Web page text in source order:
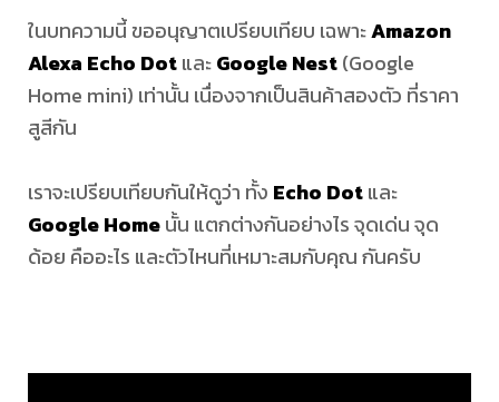
Home
Assistant
ขาย
ในบทความนี้ ขออนุญาตเปรียบเทียบ เฉพาะAmazon
Alexa Echo DotและGoogle Nest(Google
Home mini) เท่านั้น เนื่องจากเป็นสินค้าสองตัว ที่ราคา
สูสีกัน
เราจะเปรียบเทียบกันให้ดูว่า ทั้ง Echo Dotและ
Google Homeนั้น แตกต่างกันอย่างไร จุดเด่น จุด
ด้อย คืออะไร และตัวไหนที่เหมาะสมกับคุณ กันครับ